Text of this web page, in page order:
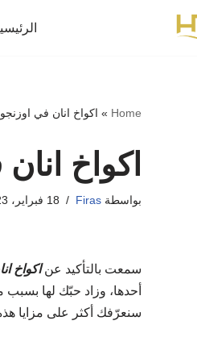
Home
» اكواخ انان في
اكواخ
بواسطةFiras 18 فبراير، 2023
سمعت بالتأكيد عناكواخ
أحدها، وزاد حبّك لها بسبب
سنعرّفك أكثر على مزايا